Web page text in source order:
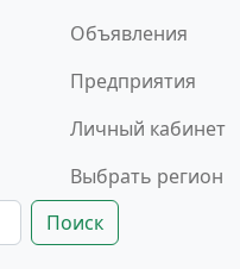
Объявления
Предприятия
Личный кабинет
Выбрать регион
Поиск